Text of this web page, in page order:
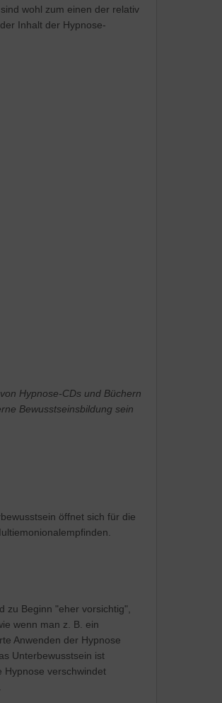
wohl zum einen der relativ
Inhalt der Hypnose-
Hypnose-CDs und Büchern
Bewusstseinsbildung sein
öffnet sich für die
Beginn "eher vorsichtig",
wenn man z. B. ein
Anwenden der Hypnose
Unterbewusstsein ist
Hypnose verschwindet